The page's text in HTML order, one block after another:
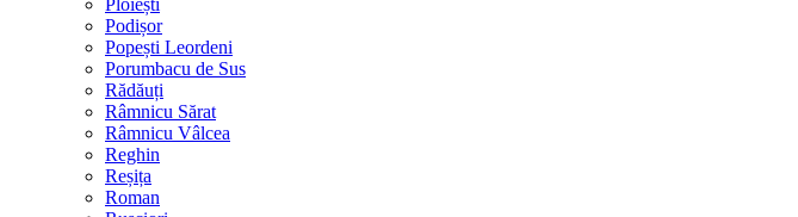
Ploiești
Podișor
Popești Leordeni
Porumbacu de Sus
Rădăuți
Râmnicu Sărat
Râmnicu Vâlcea
Reghin
Reșița
Roman